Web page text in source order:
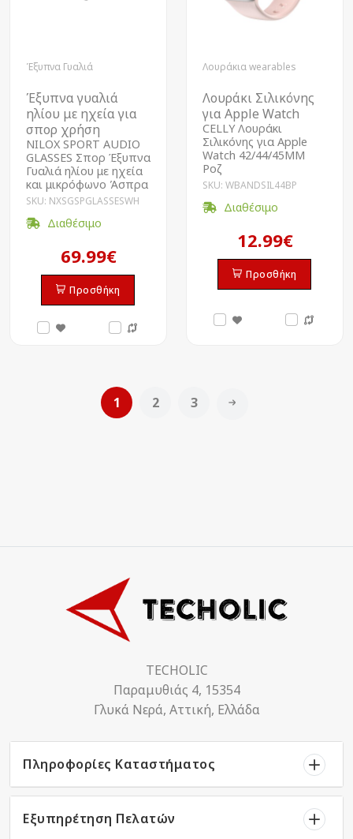
Έξυπνα Γυαλιά
Έξυπνα γυαλιά
ηλίου με ηχεία για
σπορ χρήση
NILOX SPORT AUDIO
GLASSES Σπορ Έξυπνα
Γυαλιά ηλίου με ηχεία
και μικρόφωνο Άσπρα
SKU: NXSGSPGLASSESWH
Διαθέσιμο
69.99€
Προσθήκη
Λουράκια wearables
Λουράκι Σιλικόνης
για Apple Watch
CELLY Λουράκι
Σιλικόνης για Apple
Watch 42/44/45MM
Ροζ
SKU: WBANDSIL44BP
Διαθέσιμο
12.99€
Προσθήκη
1 2 3
TECHOLIC
Παραμυθιάς 4, 15354
Γλυκά Νερά, Αττική, Ελλάδα
Πληροφορίες Καταστήματος
Εξυπηρέτηση Πελατών